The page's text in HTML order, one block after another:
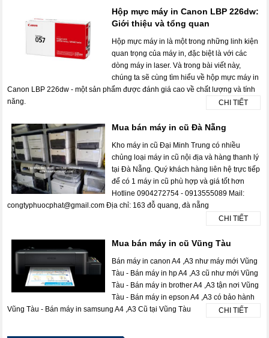
Hộp mực máy in Canon LBP 226dw:
Giới thiệu và tổng quan
Hộp mực máy in là một trong những linh kiện
quan trọng của máy in, đặc biệt là với các
dòng máy in laser. Và trong bài viết này,
chúng ta sẽ cùng tìm hiểu về hộp mực máy in
Canon LBP 226dw - một sản phẩm được đánh giá cao về chất lượng và tính
năng.
CHI TIẾT
Mua bán máy in cũ Đà Nẵng
Kho máy in cũ Đại Minh Trung có nhiều
chủng loại máy in cũ nội địa và hàng thanh lý
tại Đà Nẵng. Quý khách hàng liên hệ trực tiếp
để có 1 máy in cũ phù hợp và giá tốt hơn
Hotline 0904272754 - 0913555089 Mail:
congtyphuocphat@gmail.com Địa chỉ: 163 đỗ quang, đà nẵng
CHI TIẾT
Mua bán máy in cũ Vũng Tàu
Bán máy in canon A4 ,A3 như máy mới Vũng
Tàu - Bán máy in hp A4 ,A3 cũ như mới Vũng
Tàu - Bán máy in brother A4 ,A3 tận nơi Vũng
Tàu - Bán máy in epson A4 ,A3 có bảo hành
Vũng Tàu - Bán máy in samsung A4 ,A3 Cũ tại Vũng Tàu
CHI TIẾT